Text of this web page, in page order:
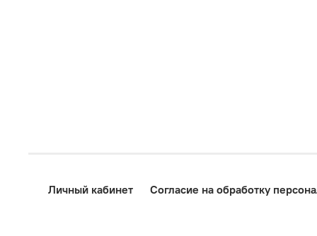
Личный кабинет Согласие на обработку